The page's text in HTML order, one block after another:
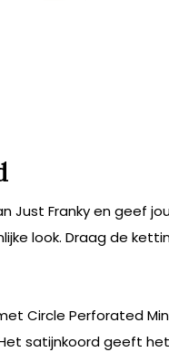
Just Franky en geef
look. Draag de
Circle Perforated
satijnkoord geeft